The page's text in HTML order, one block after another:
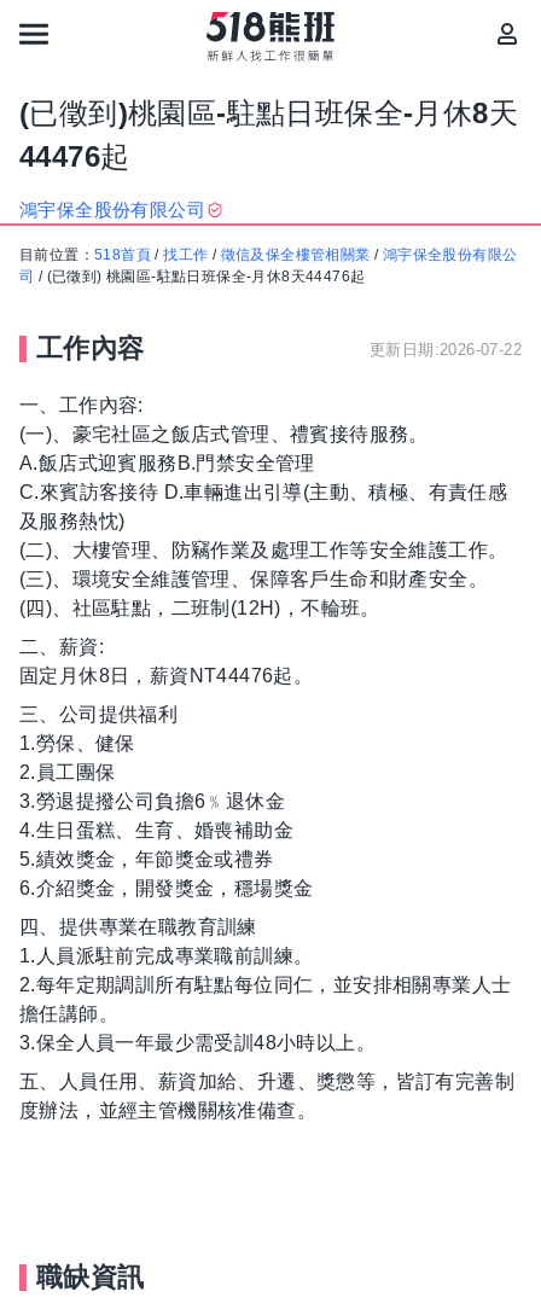
(已徵到)桃園區-駐點日班保全-月休8天
44476起
鴻宇保全股份有限公司
目前位置： 518首頁 /找工作 / 徵信及保全樓管相關業 / 鴻宇保全股份有限公
司 / (已徵到) 桃園區-駐點日班保全-月休8天44476起
工作內容 更新日期:2026-07-22
一、工作內容:
(一)、豪宅社區之飯店式管理、禮賓接待服務。
A.飯店式迎賓服務B.門禁安全管理
C.來賓訪客接待 D.車輛進出引導(主動、積極、有責任感
及服務熱忱)
(二)、大樓管理、防竊作業及處理工作等安全維護工作。
(三)、環境安全維護管理、保障客戶生命和財產安全。
(四)、社區駐點，二班制(12H)，不輪班。
二、薪資:
固定月休8日，薪資NT44476起。
三、公司提供福利
1.勞保、健保
2.員工團保
3.勞退提撥公司負擔6﹪退休金
4.生日蛋糕、生育、婚喪補助金
5.績效獎金，年節獎金或禮券
6.介紹獎金，開發獎金，穩場獎金
四、提供專業在職教育訓練
1.人員派駐前完成專業職前訓練。
2.每年定期調訓所有駐點每位同仁，並安排相關專業人士
擔任講師。
3.保全人員一年最少需受訓48小時以上。
五、人員任用、薪資加給、升遷、獎懲等，皆訂有完善制
度辦法，並經主管機關核准備查。
職缺資訊